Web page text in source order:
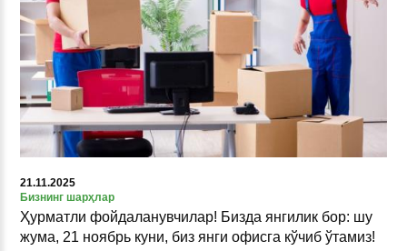
21.11.2025
Бизнинг шарҳлар
Ҳурматли фойдаланувчилар! Бизда янгилик бор: шу
жума, 21 ноябрь куни, биз янги офисга кўчиб ўтамиз!